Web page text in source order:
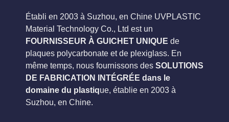
Établi en 2003 à Suzhou, en Chine UVPLASTIC
Material Technology Co., Ltd est un
FOURNISSEUR À GUICHET UNIQUE de
plaques polycarbonate et de plexiglass. En
même temps, nous fournissons des SOLUTIONS
DE FABRICATION INTÉGRÉE dans le
domaine du plastique, établie en 2003 à
Suzhou, en Chine.